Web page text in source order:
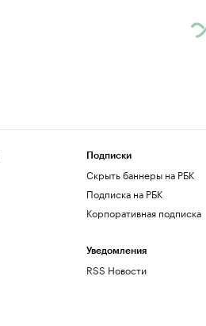
Подписки
Скрыть баннеры на РБК
Подписка на РБК
Корпоративная подписка
Уведомления
RSS Новости